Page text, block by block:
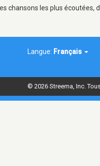
chansons les plus écoutées,
Langue: Français
© 2026 Streema, Inc.